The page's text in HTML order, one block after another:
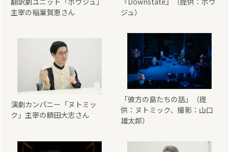
主宰の稲葉賀恵さん
ジュ）
演劇カンパニー「ヌトミッ
ク」主宰の額田大志さん
「彼方の島たちの話」（提
供：ヌトミック、撮影：山口
雄太郎）